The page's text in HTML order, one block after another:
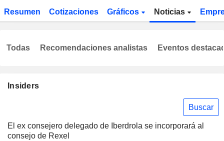
Resumen Cotizaciones Gráficos Noticias
Insiders
Buscar
El ex consejero delegado de Iberdrola se incorporará al
consejo de Rexel
Todas Recomendaciones analistas Eventos